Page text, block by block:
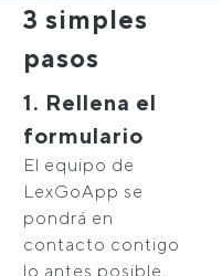
3 simples
pasos
1. Rellena el
formulario
El equipo de
LexGoApp se
pondrá en
contacto contigo
lo antes posible.